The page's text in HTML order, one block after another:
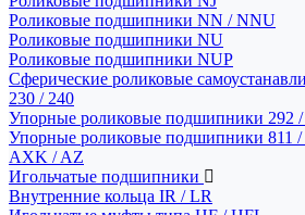
Роликовые подшипники NN / NNU
Роликовые подшипники NU
Роликовые подшипники NUP
Сферические роликовые
230 / 240
Упорные роликовые подшипники 292 /
Упорные роликовые подшипники 811 /
AXK / AZ
Игольчатые подшипники
Внутренние кольца IR / LR